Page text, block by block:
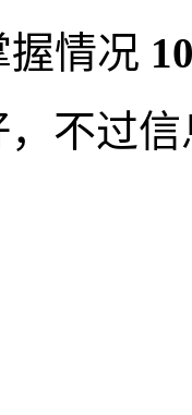
握情况
不过